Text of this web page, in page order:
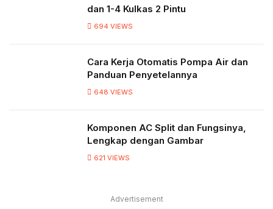
dan 1-4 Kulkas 2 Pintu
694 VIEWS
Cara Kerja Otomatis Pompa Air dan
Panduan Penyetelannya
648 VIEWS
Komponen AC Split dan Fungsinya,
Lengkap dengan Gambar
621 VIEWS
Advertisement